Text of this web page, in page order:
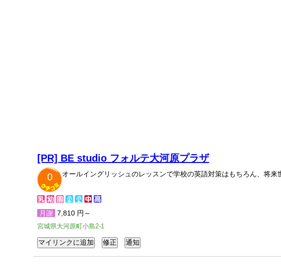
[PR] BE studio フォルテ大河原プラザ
0
オールイングリッシュのレッスンで学校の英語対策はもちろん、将
月謝 7,810 円～
宮城県大河原町小島2-1